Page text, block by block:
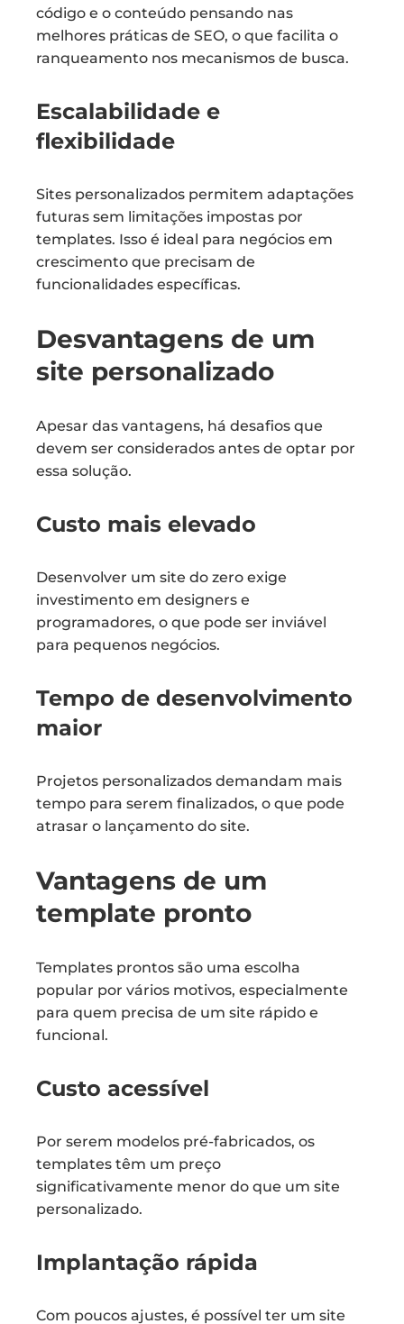
código e o conteúdo pensando nas
melhores práticas de SEO, o que facilita o
ranqueamento nos mecanismos de busca.
Escalabilidade e
flexibilidade
Sites personalizados permitem adaptações
futuras sem limitações impostas por
templates. Isso é ideal para negócios em
crescimento que precisam de
funcionalidades específicas.
Desvantagens de um
site personalizado
Apesar das vantagens, há desafios que
devem ser considerados antes de optar por
essa solução.
Custo mais elevado
Desenvolver um site do zero exige
investimento em designers e
programadores, o que pode ser inviável
para pequenos negócios.
Tempo de desenvolvimento
maior
Projetos personalizados demandam mais
tempo para serem finalizados, o que pode
atrasar o lançamento do site.
Vantagens de um
template pronto
Templates prontos são uma escolha
popular por vários motivos, especialmente
para quem precisa de um site rápido e
funcional.
Custo acessível
Por serem modelos pré-fabricados, os
templates têm um preço
significativamente menor do que um site
personalizado.
Implantação rápida
Com poucos ajustes, é possível ter um site